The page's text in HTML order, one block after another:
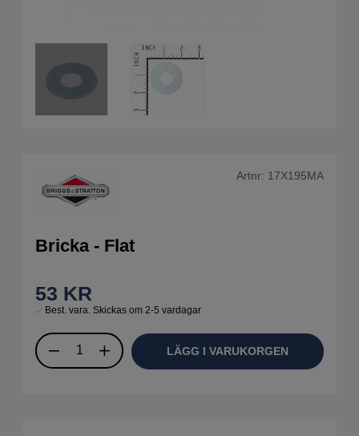
Artnr: 17X195MA
Bricka - Flat
53 KR
Best. vara. Skickas om 2-5 vardagar
LÄGG I VARUKORGEN